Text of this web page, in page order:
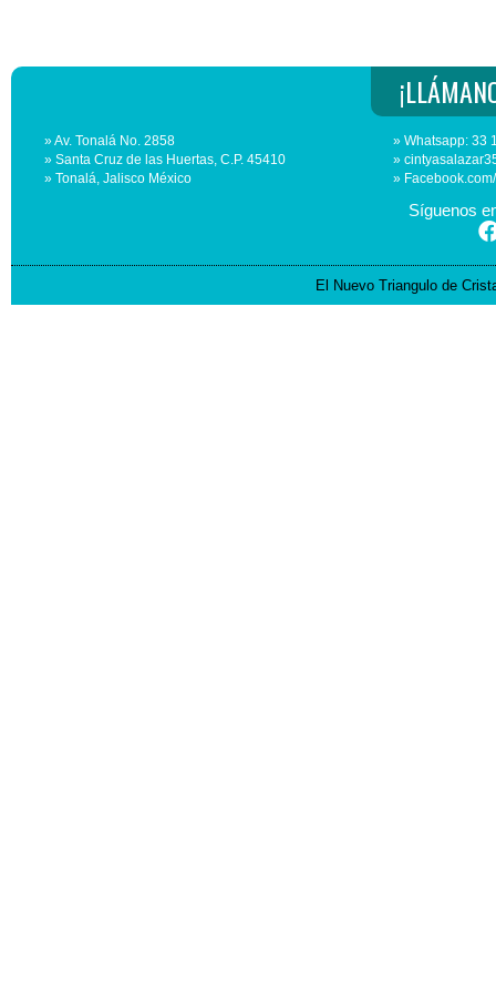
» Av. Tonalá No. 2858
» Santa Cruz de las Huertas, C.P. 45410
» Tonalá, Jalisco México
» Whatsapp: 33
»
»
Síguenos
El Nuevo Triangulo de